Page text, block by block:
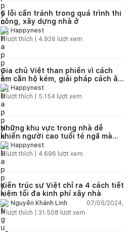
5 lỗi cần tránh trong quá trình thi
công, xây dựng nhà ở
Happynest
7 lượt thích | 4.926 lượt xem
Gia chủ Việt than phiền vì cách
âm căn hộ kém, giải pháp cách âm
cho căn hộ hiệu quả
Happynest
6 lượt thích | 5.154 lượt xem
Những khu vực trong nhà dễ
khiến người cao tuổi té ngã mà
các gia đình không ngờ tới
Happynest
5 lượt thích | 4.696 lượt xem
Kiến trúc sư Việt chỉ ra 4 cách tiết
kiệm tối đa kinh phí xây nhà
Nguyễn Khánh Linh
07/05/2024,
7lượt thích | 31.508 lượt xem